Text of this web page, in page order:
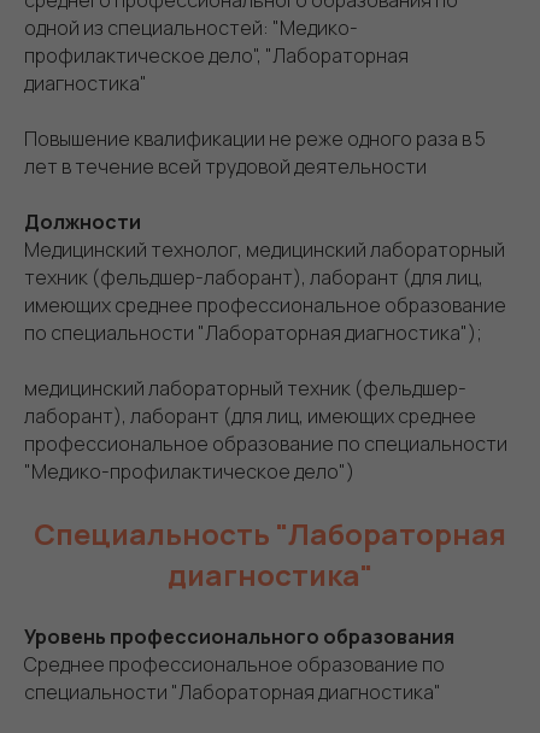
одной из специальностей: "Медико-
профилактическое дело", "Лабораторная
диагностика"
Повышение квалификации не реже одного раза в 5
лет в течение всей трудовой деятельности
Должности
Медицинский технолог, медицинский лабораторный
техник (фельдшер-лаборант), лаборант (для лиц,
имеющих среднее профессиональное образование
по специальности "Лабораторная диагностика");
медицинский лабораторный техник (фельдшер-
лаборант), лаборант (для лиц, имеющих среднее
профессиональное образование по специальности
"Медико-профилактическое дело")
Специальность "Лабораторная
диагностика"
Уровень профессионального образования
Среднее профессиональное образование по
специальности "Лабораторная диагностика"